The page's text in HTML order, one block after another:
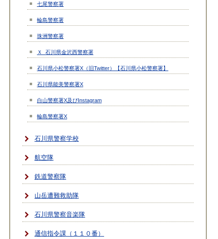
七尾警察署
輪島警察署
珠洲警察署
Ｘ_石川県金沢西警察署
石川県小松警察署X（旧Twitter）【石川県小松警察署】
石川県能美警察署X
白山警察署X及びInstagram
輪島警察署X
石川県警察学校
航空隊
鉄道警察隊
山岳遭難救助隊
石川県警察音楽隊
通信指令課（１１０番）